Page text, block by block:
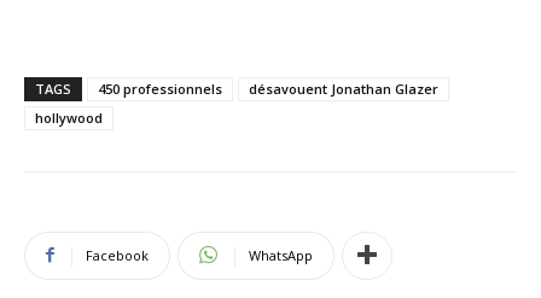
TAGS 450 professionnels
désavouent Jonathan Glazer
hollywood
Facebook WhatsApp